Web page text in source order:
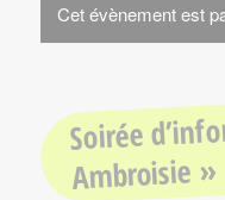
Cet évènement est
Soirée
Ambroisie »